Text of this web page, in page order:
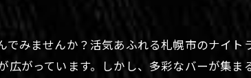
みませんか？活気あふれる札幌市のナイト
がっています。しかし、多彩なバーが集ま